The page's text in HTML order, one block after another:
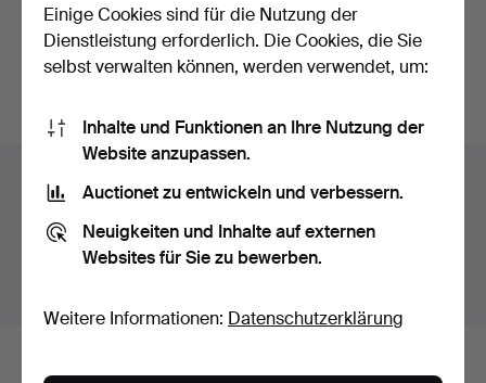
23 Gebote
180 USD
Sie suchen in unserem Archiv der beendeten
Auktionen.
Einige Cookies sind für die Nutzung der
Dienstleistung erforderlich. Die Cookies, die Sie
selbst verwalten können, werden verwendet, um:
Inhalte und Funktionen an Ihre Nutzung der
Website anzupassen.
Auctionet zu entwickeln und verbessern.
Neuigkeiten und Inhalte auf externen
Websites für Sie zu bewerben.
Weitere Informationen: Datenschutzerklärung